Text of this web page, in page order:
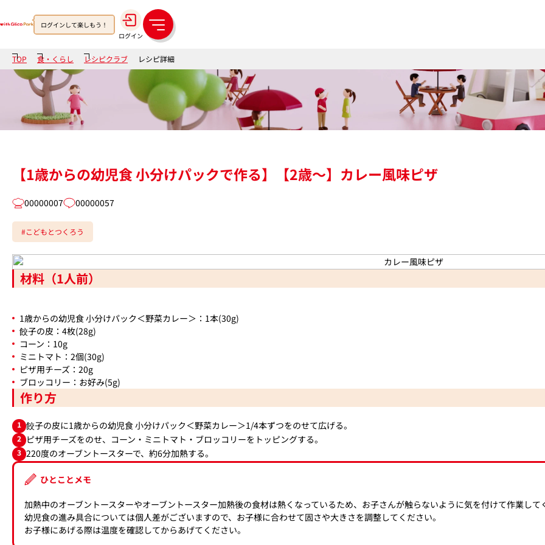
ログインして楽しもう！
ログイン
メ
ニ
ュ
ー
TOP 食・くらし レシピクラブ レシピ詳細
【1歳からの幼児食 小分けパックで作る】【2歳～】カレー風味ピザ
00000007 00000057
#こどもとつくろう
材料（1人前）
1歳からの幼児食 小分けパック＜野菜カレー＞：1本(30g)
餃子の皮：4枚(28g)
コーン：10g
ミニトマト：2個(30g)
ピザ用チーズ：20g
ブロッコリー：お好み(5g)
作り方
1 餃子の皮に1歳からの幼児食 小分けパック＜野菜カレー＞1/4本ずつをのせて広げる。
2 ピザ用チーズをのせ、コーン・ミニトマト・ブロッコリーをトッピングする。
3 220度のオーブントースターで、約6分加熱する。
ひとことメモ
加熱中のオーブントースターやオーブントースター加熱後の食材は熱くなっているため、お子さんが触らないように気を付けて作業して
幼児食の進み具合については個人差がございますので、お子様に合わせて固さや大きさを調整してください。
お子様にあげる際は温度を確認してからあげてください。